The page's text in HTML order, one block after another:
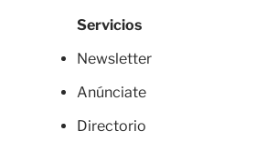
Servicios
Newsletter
Anúnciate
Directorio